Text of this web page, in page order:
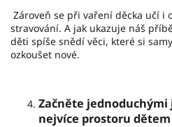
Zároveň se při vaření děcka učí i
stravování. A jak ukazuje náš
děti spíše snědí věci, které si
ozkoušet nové.
Začněte
nejvíce prostoru dětem